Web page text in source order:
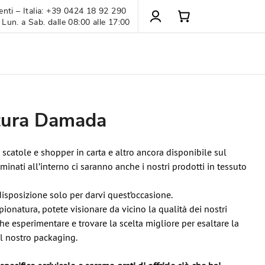
– Italia: +39 0424 18 92 290
a Sab. dalle 08:00 alle 17:00
Damada
e shopper in carta e altro ancora disponibile sul
all’interno ci saranno anche i nostri prodotti in tessuto
solo per darvi quest’occasione.
potete visionare da vicino la qualità dei nostri
esperimentare e trovare la scelta migliore per esaltare la
nostro packaging.